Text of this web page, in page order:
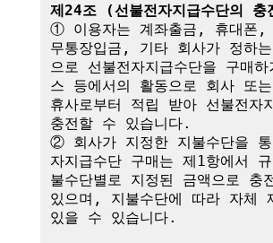
제24조 (선불전자지급수단의 충
① 이용자는 계좌출금, 휴대폰,
무통장입금, 기타 회사가 정하
으로 선불전자지급수단을 구매
스 등에서의 활동으로 회사 또
휴사로부터 적립 받아 선불전자
충전할 수 있습니다.
② 회사가 지정한 지불수단을 통
자지급수단 구매는 제1항에서
불수단별로 지정된 금액으로 충
있으며, 지불수단에 따라 자체
있을 수 있습니다.